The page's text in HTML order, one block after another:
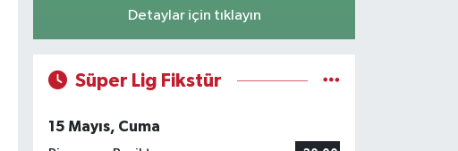
Detaylar için tıklayın
Süper Lig Fikstür
15 Mayıs, Cuma